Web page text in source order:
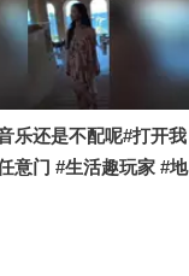
乐还是不配呢#打开我
意门 #生活趣玩家 #地